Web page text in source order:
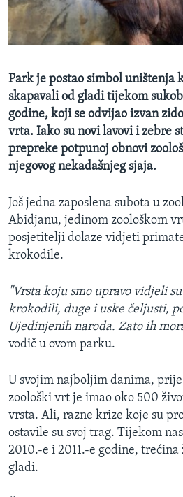
MAGAZIN
O GLASU AMERIKE
Learning English
PRATITE NAS
Park je postao simbol uništenja
skapavali od gladi tijekom
godine, koji se odvijao izvan
vrta. Iako su novi lavovi i zebre
prepreke potpunoj obnovi
njegovog nekadašnjeg sjaja.
Još jedna zaposlena subota u
Abidjanu, jedinom zoološkom
posjetitelji dolaze vidjeti
krokodile.
''Vrsta koju smo upravo vidjeli
krokodili, duge i uske čeljusti,
Ujedinjenih naroda. Zato ih
vodič u ovom parku.
U svojim najboljim danima, prije
zoološki vrt je imao oko 500
vrsta. Ali, razne krize koje su
ostavile su svoj trag. Tijekom
2010.-e i 2011.-e godine,
gladi.